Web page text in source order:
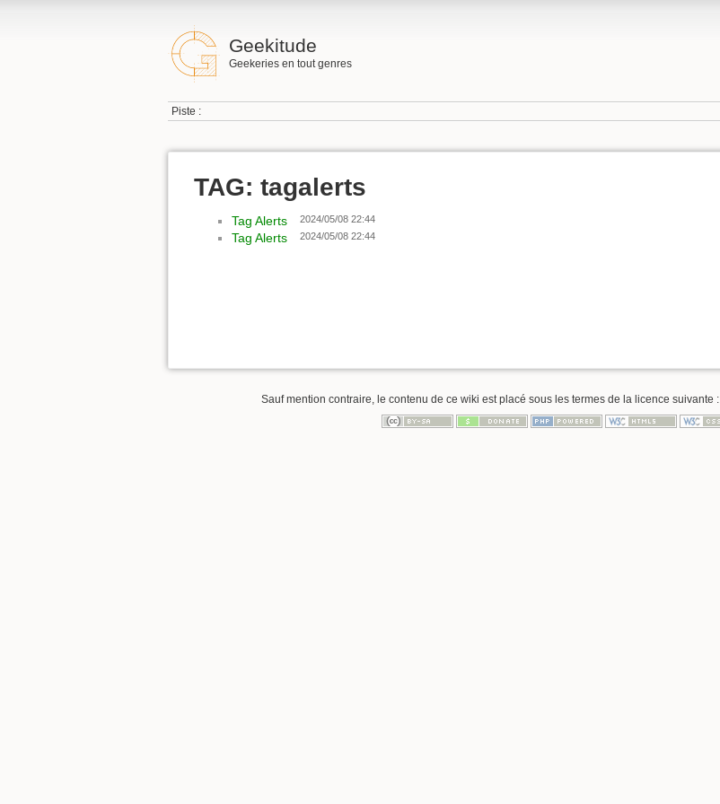
Geekitude
Geekeries en tout genres
Piste :
TAG: tagalerts
Tag Alerts 2024/05/08 22:44
Tag Alerts 2024/05/08 22:44
Sauf mention contraire, le contenu de ce wiki est placé sous les termes de la licence suivante :